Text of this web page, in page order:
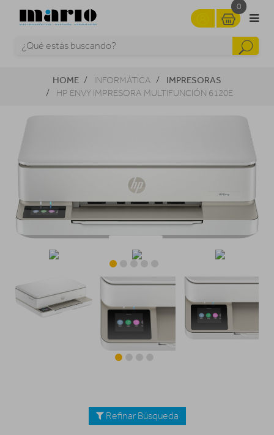
0
HOME INFORMÁTICA IMPRESORAS
HP ENVY IMPRESORA MULTIFUNCIÓN 6120E
Refinar Búsqueda